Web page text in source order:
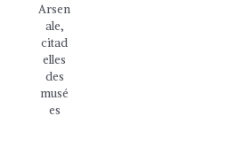
Arsen
ale,
citad
elles
des
musé
es